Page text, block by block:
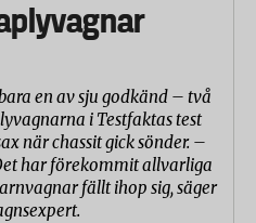
en av sju godkänd – två
i Testfaktas test
när chassit gick sönder. –
har förekommit allvarliga
fällt ihop sig, säger